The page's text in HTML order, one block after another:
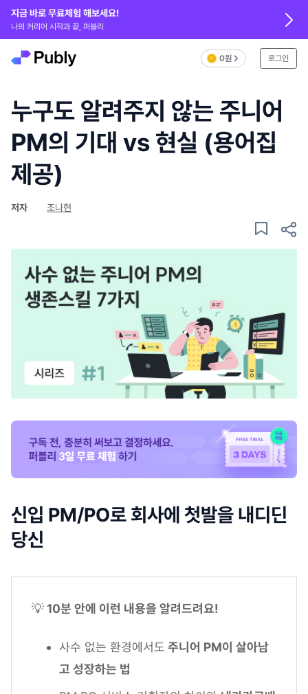
지금 바로 무료체험 해보세요!
나의 커리어 시작과 끝, 퍼블리
0원 로그인
누구도 알려주지 않는 주니어
PM의 기대 vs 현실 (용어집
제공)
저자 조나현
신입 PM/PO로 회사에 첫발을 내디딘
당신
💡10분 안에 이런 내용을 알려드려요!
사수 없는 환경에서도 주니어 PM이 살아남
고 성장하는 법